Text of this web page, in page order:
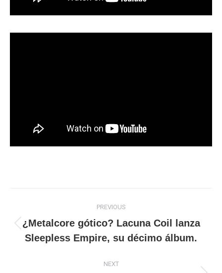
navigation
PREVIOUS
Previous
post:
¿Metalcore gótico? Lacuna Coil lanza
Sleepless Empire, su décimo álbum.
NEXT